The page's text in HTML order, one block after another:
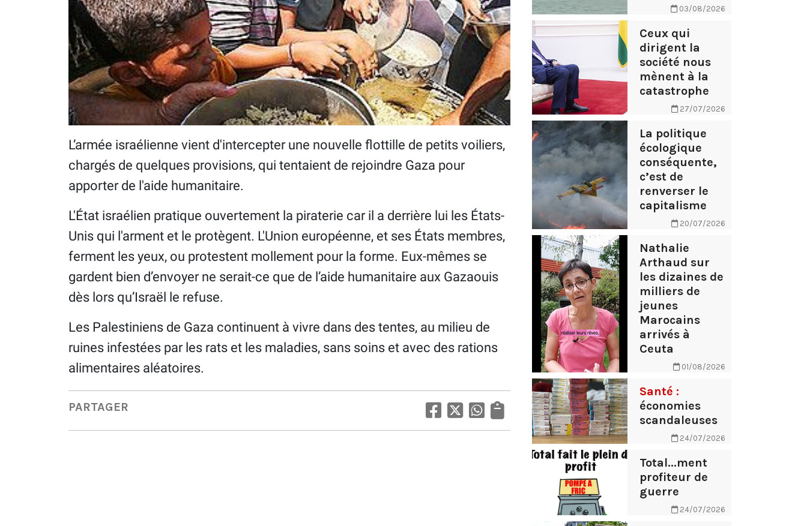
L’armée israélienne vient d'intercepter une nouvelle flottille de petits voiliers,
chargés de quelques provisions, qui tentaient de rejoindre Gaza pour
apporter de l'aide humanitaire.
L'État israélien pratique ouvertement la piraterie car il a derrière lui les États-
Unis qui l'arment et le protègent. L'Union européenne, et ses États membres,
ferment les yeux, ou protestent mollement pour la forme. Eux-mêmes se
gardent bien d’envoyer ne serait-ce que de l’aide humanitaire aux Gazaouis
dès lors qu’Israël le refuse.
Les Palestiniens de Gaza continuent à vivre dans des tentes, au milieu de
ruines infestées par les rats et les maladies, sans soins et avec des rations
alimentaires aléatoires.
PARTAGER
03/08/2026
Ceux qui
dirigent la
société nous
mènent à la
catastrophe
27/07/2026
La politique
écologique
conséquente,
c’est de
renverser le
capitalisme
20/07/2026
Nathalie
Arthaud sur
les dizaines de
milliers de
jeunes
Marocains
arrivés à
Ceuta
01/08/2026
Santé :
économies
scandaleuses
24/07/2026
Total...ment
profiteur de
guerre
24/07/2026